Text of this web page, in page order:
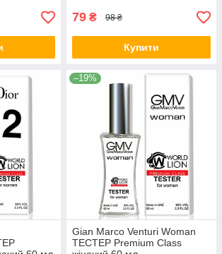
79 ₴ 98 ₴
Купити
–19%
Gian Marco Venturi Woman
TEСТЕР Premium Class